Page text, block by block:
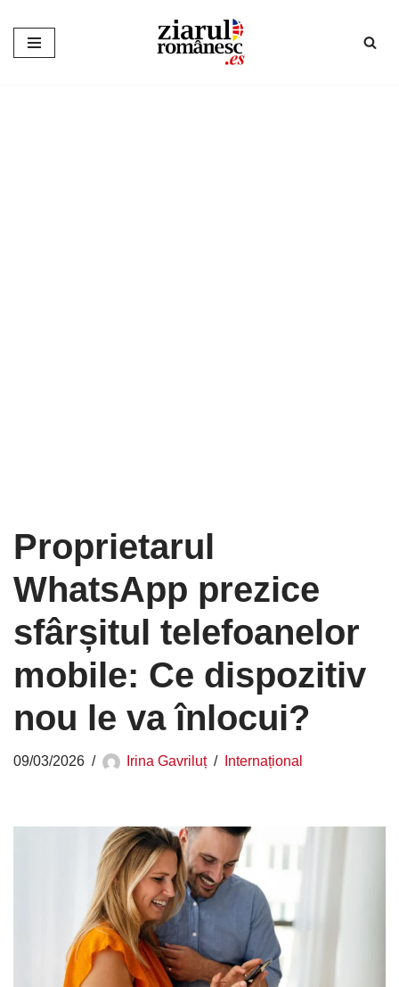
Sari
Proprietarul
WhatsApp prezice
sfârșitul telefoanelor
mobile: Ce dispozitiv
nou le va înlocui?
09/03/2026 Irina Gavriluț Internațional